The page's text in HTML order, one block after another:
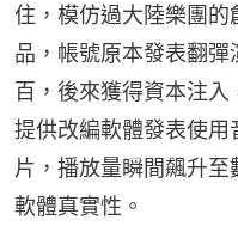
住，模仿過大陸樂團
品，帳號原本發表翻
百，後來獲得資本注
提供改編軟體發表使
片，播放量瞬間飆升
軟體真實性。